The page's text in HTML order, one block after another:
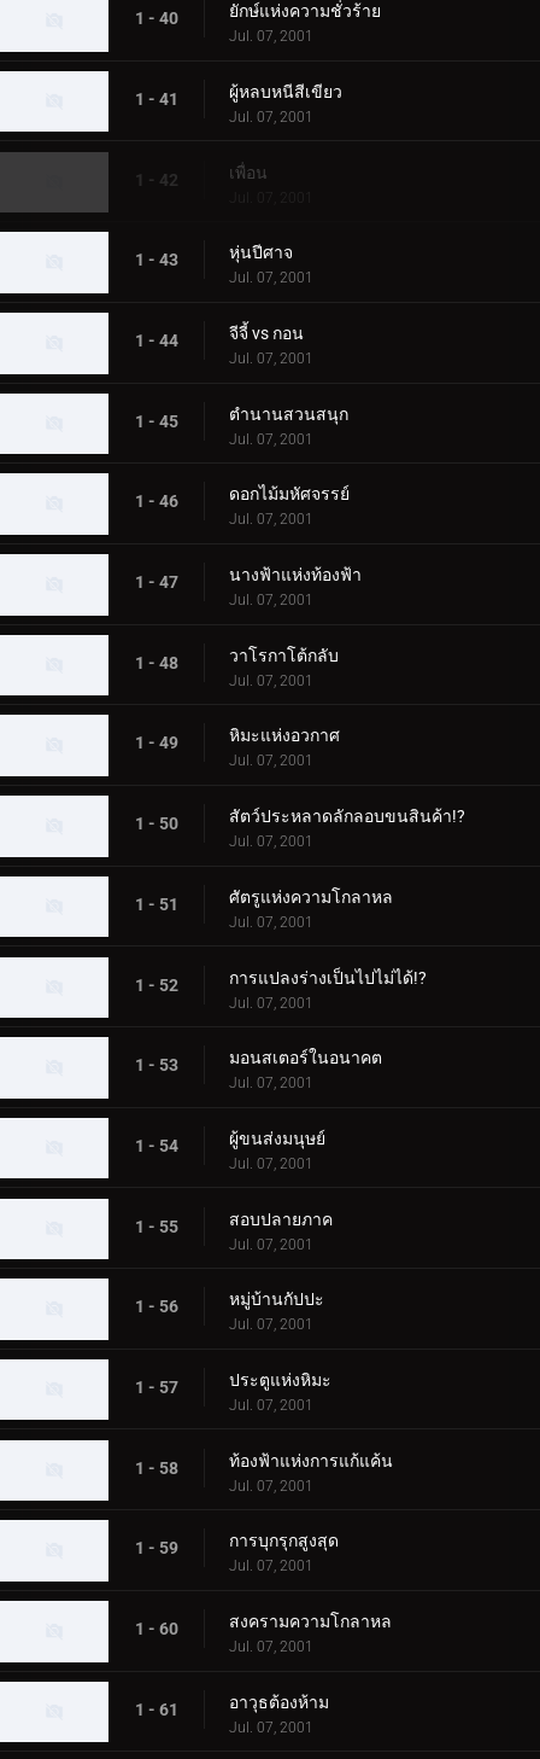
1 - 40 ยักษ์แห่งความชั่วร้าย
Jul. 07, 2001
1 - 41 ผู้หลบหนีสีเขียว
Jul. 07, 2001
1 - 42 เพื่อน
Jul. 07, 2001
1 - 43 หุ่นปีศาจ
Jul. 07, 2001
1 - 44 จีจี้ vs กอน
Jul. 07, 2001
1 - 45 ตำนานสวนสนุก
Jul. 07, 2001
1 - 46 ดอกไม้มหัศจรรย์
Jul. 07, 2001
1 - 47 นางฟ้าแห่งท้องฟ้า
Jul. 07, 2001
1 - 48 วาโรกาโต้กลับ
Jul. 07, 2001
1 - 49 หิมะแห่งอวกาศ
Jul. 07, 2001
1 - 50 สัตว์ประหลาดลักลอบขนสินค้า!?
Jul. 07, 2001
1 - 51 ศัตรูแห่งความโกลาหล
Jul. 07, 2001
1 - 52 การแปลงร่างเป็นไปไม่ได้!?
Jul. 07, 2001
1 - 53 มอนสเตอร์ในอนาคต
Jul. 07, 2001
1 - 54 ผู้ขนส่งมนุษย์
Jul. 07, 2001
1 - 55 สอบปลายภาค
Jul. 07, 2001
1 - 56 หมู่บ้านกัปปะ
Jul. 07, 2001
1 - 57 ประตูแห่งหิมะ
Jul. 07, 2001
1 - 58 ท้องฟ้าแห่งการแก้แค้น
Jul. 07, 2001
1 - 59 การบุกรุกสูงสุด
Jul. 07, 2001
1 - 60 สงครามความโกลาหล
Jul. 07, 2001
1 - 61 อาวุธต้องห้าม
Jul. 07, 2001